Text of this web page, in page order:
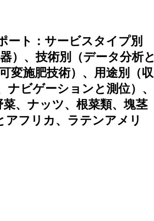
ート：サービスタイプ別
）、技術別（データ分析と
変施肥技術）、用途別（収
ビゲーションと測位）、
、ナッツ、根菜類、塊茎
アフリカ、ラテンアメリ